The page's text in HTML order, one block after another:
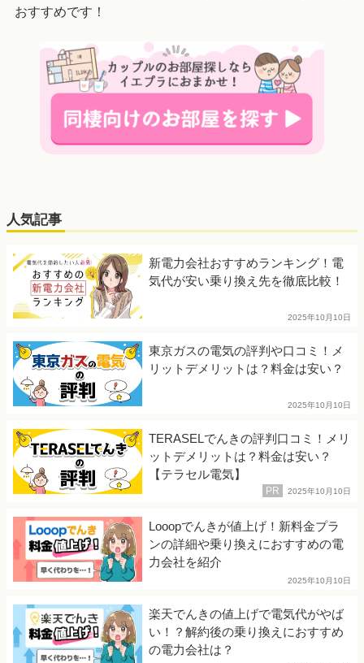
おすすめです！
人気記事
新電力会社おすすめランキング！電
気代が安い乗り換え先を徹底比較！
2025年10月10日
東京ガスの電気の評判や口コミ！メ
リットデメリットは？料金は安い？
2025年10月10日
TERASELでんきの評判口コミ！メリ
ットデメリットは？料金は安い？
【テラセル電気】
2025年10月10日
Looopでんきが値上げ！新料金プラ
ンの詳細や乗り換えにおすすめの電
力会社を紹介
2025年10月10日
楽天でんきの値上げで電気代がやば
い！？解約後の乗り換えにおすすめ
の電力会社は？